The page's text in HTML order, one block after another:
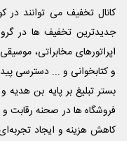
کانال تخفیف می توانند در
جدیدترین تخفیف ها در
اپراتورهای مخابراتی،
و کتابخوانی و ... دسترسی
بستر تبلیغ بر پایه بن هدیه
فروشگاه ها در صحنه رقابت
کاهش هزینه و ایجاد